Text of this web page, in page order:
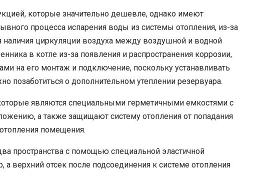
которые значительно дешевле, однако имеют
процесса испарения воды из системы отопления, из-за
наличия циркуляции воздуха между воздушной и водной
в котле из-за появления и распространения коррозии,
на его монтаж и подключение, поскольку устанавливать
позаботиться о дополнительном утеплении резервуара.
являются специальными герметичными емкостями с
а также защищают систему отопления от попадания
помещения.
пространства с помощью специальной эластичной
верхний отсек после подсоединения к системе отопления